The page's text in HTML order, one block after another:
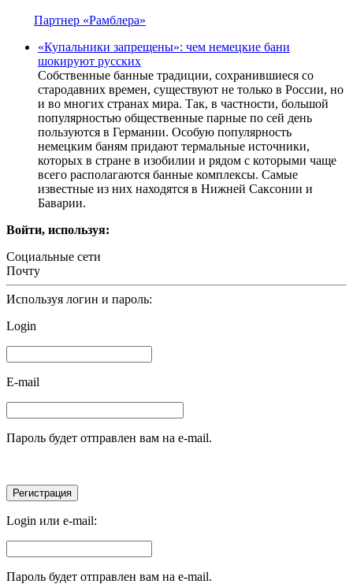
Партнер «Рамблера»
«Купальники запрещены»: чем немецкие бани
шокируют русских
Собственные банные традиции, сохранившиеся со
стародавних времен, существуют не только в России, но
и во многих странах мира. Так, в частности, большой
популярностью общественные парные по сей день
пользуются в Германии. Особую популярность
немецким баням придают термальные источники,
которых в стране в изобилии и рядом с которыми чаще
всего располагаются банные комплексы. Самые
известные из них находятся в Нижней Саксонии и
Баварии.
Войти, используя:
Социальные сети
Почту
Используя логин и пароль:
Login
E-mail
Пароль будет отправлен вам на e-mail.
Login или e-mail:
Пароль будет отправлен вам на e-mail.